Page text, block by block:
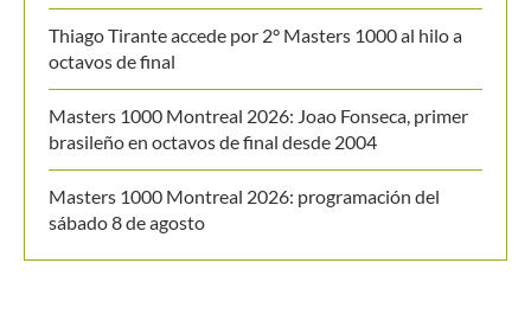
Thiago Tirante accede por 2° Masters 1000 al hilo a
octavos de final
Masters 1000 Montreal 2026: Joao Fonseca, primer
brasileño en octavos de final desde 2004
Masters 1000 Montreal 2026: programación del
sábado 8 de agosto